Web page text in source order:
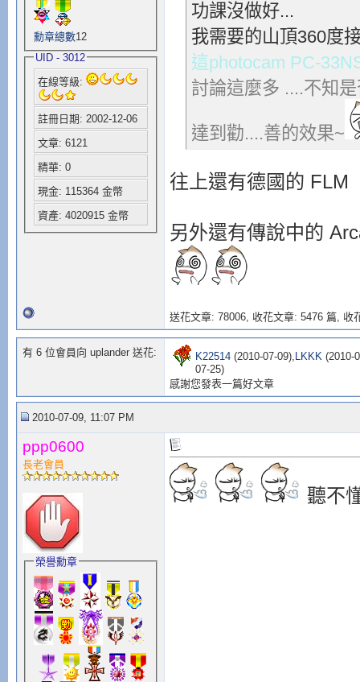
勳章總數12
UID - 3012
在線等級:
註冊日期: 2002-12-06
文章: 6121
精華: 0
現金: 115364 金幣
資產: 4020915 金幣
功課沒做好...
我需要的山頂360度
這photocam PC-
討論這麼多 ....不知
達到勸....善的效果~
往上還有德國的 FLM
另外還有傳說中的
送花文章: 78006, 收花文章: 5476 篇, 收
有 6 位會員向 uplander 送花: K22514(2010-07-09), LKKK(2010-
07-25)
感謝您發表一篇好文章
2010-07-09, 11:07 PM
ppp0600
長老會員
榮譽勳章
聽不